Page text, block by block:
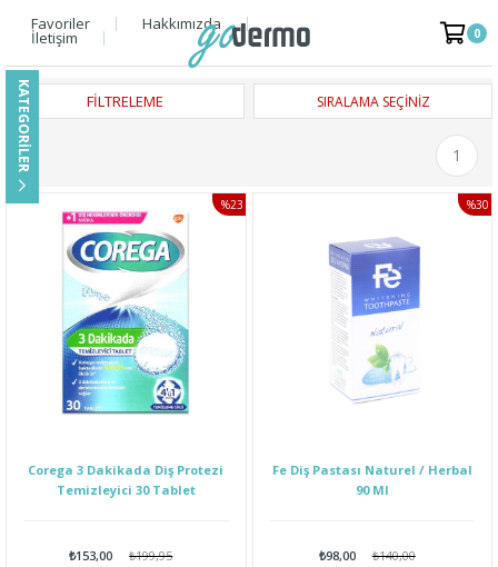
Favoriler Hakkımızda
İletişim 0
FILTRELEME
1
Corega 3 Dakikada Diş Protezi
Temizleyici 30 Tablet
₺153,00 ₺199,95
%23
Fe Diş Pastası Naturel / Herbal
90 Ml
₺98,00 ₺140,00
%30